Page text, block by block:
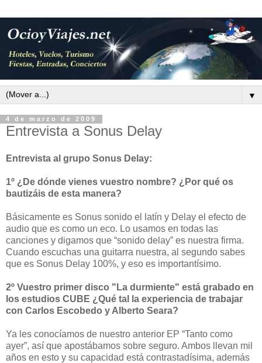
▼
4 de marzo de 2009
Entrevista a Sonus Delay
Entrevista al grupo Sonus Delay:
1º ¿De dónde vienes vuestro nombre? ¿Por qué os
bautizáis de esta manera?
Básicamente es Sonus sonido el latín y Delay el efecto de
audio que es como un eco. Lo usamos en todas las
canciones y digamos que “sonido delay” es nuestra firma.
Cuando escuchas una guitarra nuestra, al segundo sabes
que es Sonus Delay 100%, y eso es importantísimo.
2º Vuestro primer disco "La durmiente" está grabado en
los estudios CUBE ¿Qué tal la experiencia de trabajar
con Carlos Escobedo y Alberto Seara?
Ya les conocíamos de nuestro anterior EP “Tanto como
ayer”, así que apostábamos sobre seguro. Ambos llevan mil
años en esto y su capacidad está contrastadísima, además